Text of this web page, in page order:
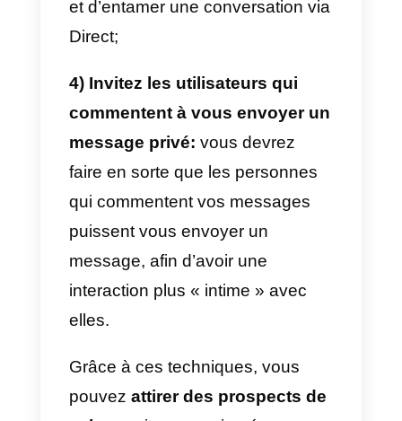
Ce dont vous avez besoin pour
commencer, c’est d’un feed bien
fourni en contenu de qualité,
des produits clairement
visibles
caractéristiques et leurs
particularités avec soin et
attention. L’offre de produits
toutes les informations dont ils
besoin soient accessibles à vos